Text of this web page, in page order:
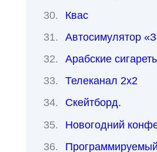
Квас
Автосимулятор
Арабские
Телеканал 2х2
Скейтборд.
Новогодний